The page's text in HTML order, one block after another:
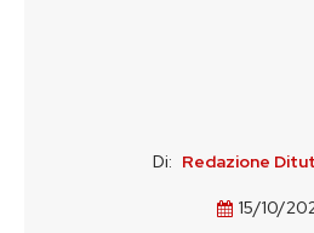
Di: Redazione
15/10/